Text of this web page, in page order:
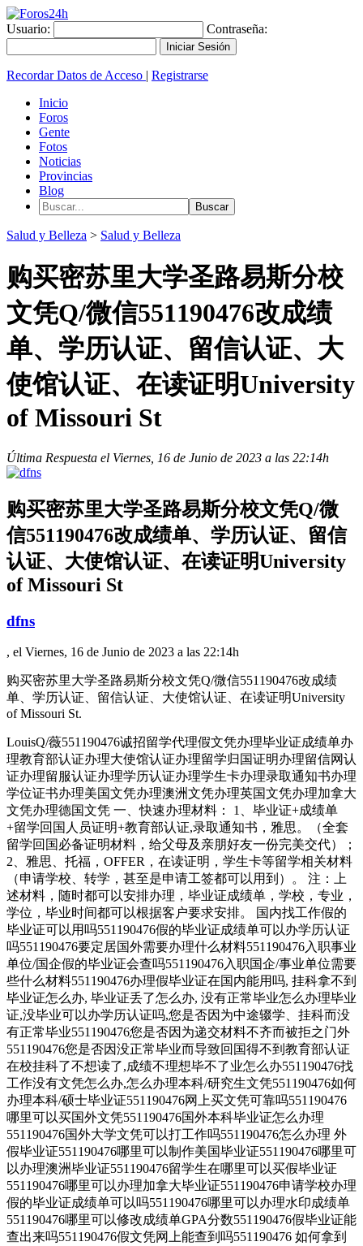
Usuario: Contraseña:
Recordar Datos de Acceso | Registrarse
Inicio
Foros
Gente
Fotos
Noticias
Provincias
Blog
Salud y Belleza > Salud y Belleza
购买密苏里大学圣路易斯分校
文凭Q/微信551190476改成绩
单、学历认证、留信认证、大
使馆认证、在读证明University
of Missouri St
Última Respuesta el Viernes, 16 de Junio de 2023 a las 22:14h
购买密苏里大学圣路易斯分校文凭Q/微
信551190476改成绩单、学历认证、留信
认证、大使馆认证、在读证明University
of Missouri St
dfns
, el Viernes, 16 de Junio de 2023 a las 22:14h
购买密苏里大学圣路易斯分校文凭Q/微信551190476改成绩
单、学历认证、留信认证、大使馆认证、在读证明University
of Missouri St.
LouisQ/薇551190476诚招留学代理假文凭办理毕业证成绩单办
理教育部认证办理大使馆认证办理留学归国证明办理留信网认
证办理留服认证办理学历认证办理学生卡办理录取通知书办理
学位证书办理美国文凭办理澳洲文凭办理英国文凭办理加拿大
文凭办理德国文凭 一、快速办理材料： 1、毕业证+成绩单
+留学回国人员证明+教育部认证,录取通知书，雅思。（全套
留学回国必备证明材料，给父母及亲朋好友一份完美交代）；
2、雅思、托福，OFFER，在读证明，学生卡等留学相关材料
（申请学校、转学，甚至是申请工签都可以用到）。 注：上
述材料，随时都可以安排办理，毕业证成绩单，学校，专业，
学位，毕业时间都可以根据客户要求安排。 国内找工作假的
毕业证可以用吗551190476假的毕业证成绩单可以办学历认证
吗551190476要定居国外需要办理什么材料551190476入职事业
单位/国企假的毕业证会查吗551190476入职国企/事业单位需要
些什么材料551190476办理假毕业证在国内能用吗, 挂科拿不到
毕业证怎么办, 毕业证丢了怎么办, 没有正常毕业怎么办理毕业
证,没毕业可以办学历认证吗,您是否因为中途辍学、挂科而没
有正常毕业551190476您是否因为递交材料不齐而被拒之门外
551190476您是否因没正常毕业而导致回国得不到教育部认证
在校挂科了不想读了,成绩不理想毕不了业怎么办551190476找
工作没有文凭怎么办,怎么办理本科/研究生文凭551190476如何
办理本科/硕士毕业证551190476网上买文凭可靠吗551190476
哪里可以买国外文凭551190476国外本科毕业证怎么办理
551190476国外大学文凭可以打工作吗551190476怎么办理 外
假毕业证551190476哪里可以制作美国毕业证551190476哪里可
以办理澳洲毕业证551190476留学生在哪里可以买假毕业证
551190476哪里可以办理加拿大毕业证551190476申请学校办理
假的毕业证成绩单可以吗551190476哪里可以办理水印成绩单
551190476哪里可以修改成绩单GPA分数551190476假毕业证能
查出来吗551190476假文凭网上能查到吗551190476 如何拿到